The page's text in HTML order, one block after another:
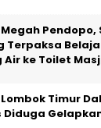
Pendopo,
Terpaksa
Air ke Toilet
Timur
Diduga